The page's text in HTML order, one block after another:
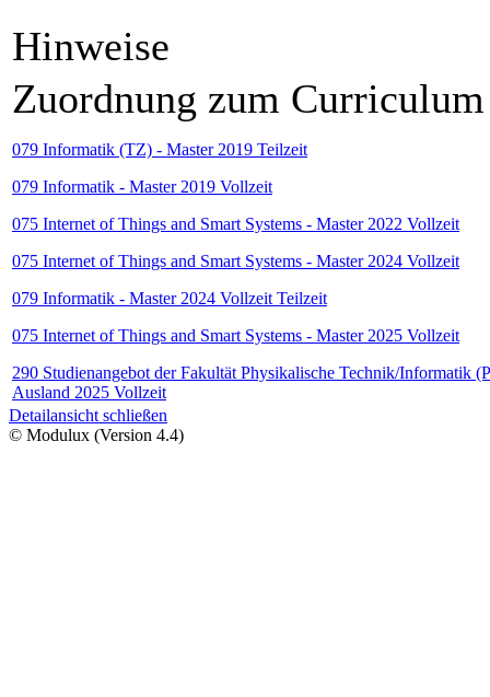
Hinweise
Zuordnung zum Curriculum
079 Informatik (TZ) - Master 2019 Teilzeit
079 Informatik - Master 2019 Vollzeit
075 Internet of Things and Smart Systems - Master 2022 Vollzeit
075 Internet of Things and Smart Systems - Master 2024 Vollzeit
079 Informatik - Master 2024 Vollzeit Teilzeit
075 Internet of Things and Smart Systems - Master 2025 Vollzeit
290 Studienangebot der Fakultät Physikalische Technik/Informatik
Ausland 2025 Vollzeit
Detailansicht schließen
© Modulux (Version 4.4)